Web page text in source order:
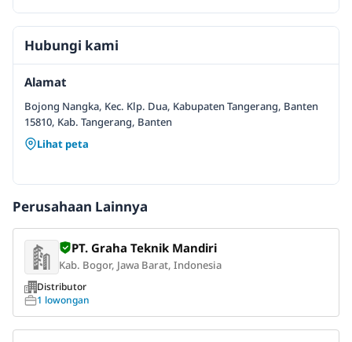
Hubungi kami
Alamat
Bojong Nangka, Kec. Klp. Dua, Kabupaten Tangerang, Banten
15810, Kab. Tangerang, Banten
Lihat peta
Perusahaan Lainnya
PT. Graha Teknik Mandiri
Kab. Bogor, Jawa Barat, Indonesia
Distributor
1 lowongan